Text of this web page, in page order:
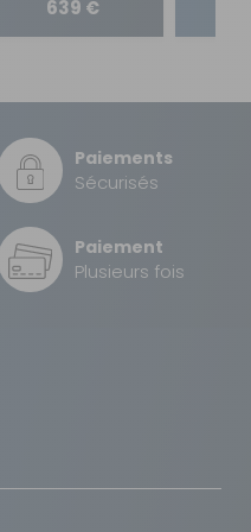
639 €
Paiements
Sécurisés
Paiement
Plusieurs fois